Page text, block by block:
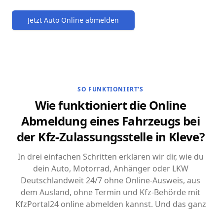
Jetzt Auto Online abmelden
SO FUNKTIONIERT'S
Wie funktioniert die Online
Abmeldung eines Fahrzeugs bei
der Kfz-Zulassungsstelle in Kleve?
In drei einfachen Schritten erklären wir dir, wie du
dein Auto, Motorrad, Anhänger oder LKW
Deutschlandweit 24/7 ohne Online-Ausweis, aus
dem Ausland, ohne Termin und Kfz-Behörde mit
KfzPortal24 online abmelden kannst. Und das ganz